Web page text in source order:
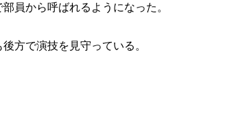
員から呼ばれるようになった。
方で演技を見守っている。